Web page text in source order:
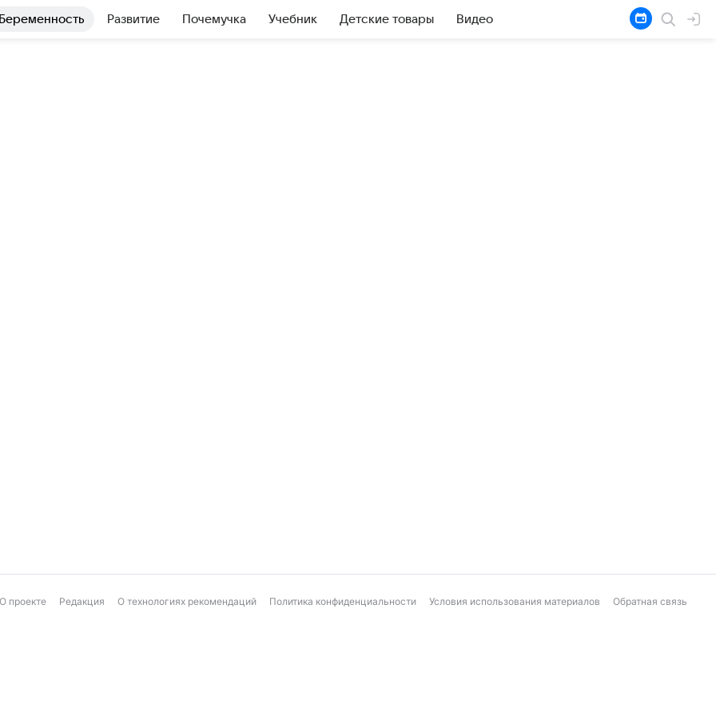
Беременность Развитие Почемучка Учебник Детские товары Видео
О проекте Редакция О технологиях рекомендаций Политика конфиденциальности Условия использования материалов Обратная связь